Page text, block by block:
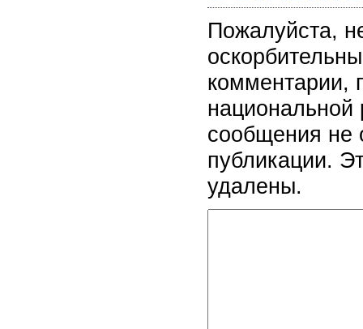
Пожалуйста,
комментарии,
национальной
сообщения не
публикации.
удалены.